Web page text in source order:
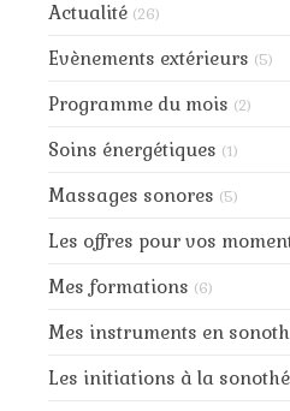
Actualité (26)
Evènements extérieurs (5)
Programme du mois (2)
Soins énergétiques (1)
Massages sonores (5)
Les offres pour vos
Mes formations (6)
Mes instruments en
Les initiations à la